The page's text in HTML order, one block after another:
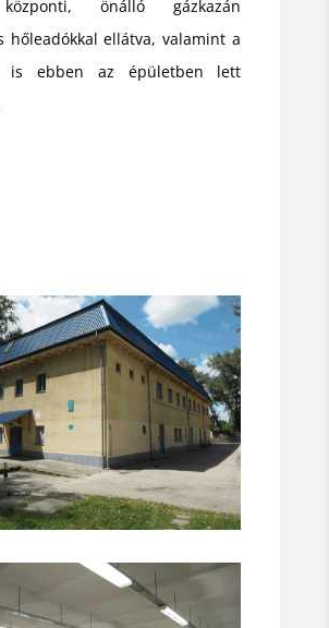
önálló gázkazán
hőleadókkal ellátva, valamint a
is ebben az épületben lett